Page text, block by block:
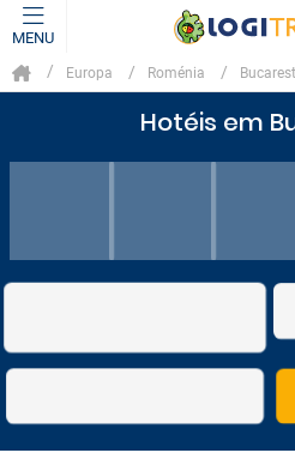
MENU
Europa Roménia
Hotéis em